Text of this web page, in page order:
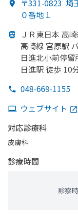
〒331-0823 埼
０番地１
ＪＲ東日本 高
高崎線 宮原駅
日進北小前停留
日進駅 徒歩 10
048-669-1155
ウェブサイト
対応診療科
皮膚科
診療時間
診察